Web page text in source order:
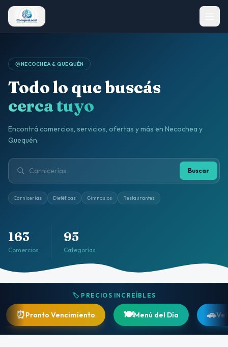
NECOCHEA & QUEQUÉN
Todo lo que buscás
cerca tuyo
Encontrá comercios, servicios, ofertas y más en Necochea y
Quequén.
Buscar
Carnicerías Dietéticas Gimnasios Restaurantes
163
Comercios
95
Categorías
🏷️ PRECIOS INCREÍBLES
Vencimiento 🍽️ Menú del Día 🚗 Vehículos